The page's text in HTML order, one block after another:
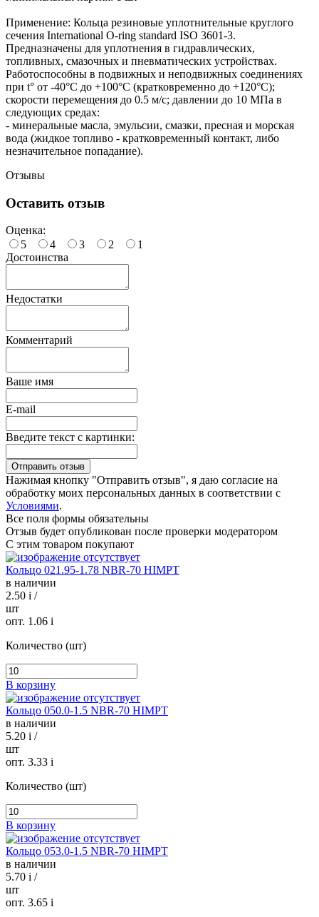
Применение: Кольца резиновые уплотнительные круглого
сечения International O-ring standard ISO 3601-3.
Предназначены для уплотнения в гидравлических,
топливных, смазочных и пневматических устройствах.
Работоспособны в подвижных и неподвижных соединениях
при t° от -40°С до +100°С (кратковременно до +120°С);
скорости перемещения до 0.5 м/с; давлении до 10 МПа в
следующих средах:
- минеральные масла, эмульсии, смазки, пресная и морская
вода (жидкое топливо - кратковременный контакт, либо
незначительное попадание).
Отзывы
Оставить отзыв
Оценка:
5
4 3 2
1
Достоинства
Недостатки
Комментарий
Ваше имя
E-mail
Введите текст с картинки:
Нажимая кнопку "Отправить отзыв", я даю согласие на
обработку моих персональных данных в соответствии с
Условиями.
Все поля формы обязательны
Отзыв будет опубликован после проверки модератором
С этим товаром покупают
Кольцо 021.95-1.78 NBR-70 HIMPT
в наличии
2.50 i /
шт
опт. 1.06 i
Количество (шт)
В корзину
Кольцо 050.0-1.5 NBR-70 HIMPT
в наличии
5.20 i /
шт
опт. 3.33 i
Количество (шт)
В корзину
Кольцо 053.0-1.5 NBR-70 HIMPT
в наличии
5.70 i /
шт
опт. 3.65 i